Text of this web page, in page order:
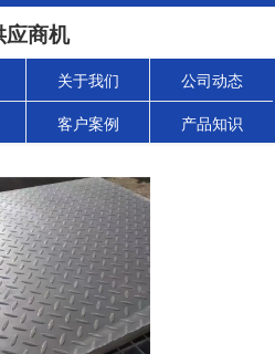
应商机
关于我们 公司动态
客户案例 产品知识